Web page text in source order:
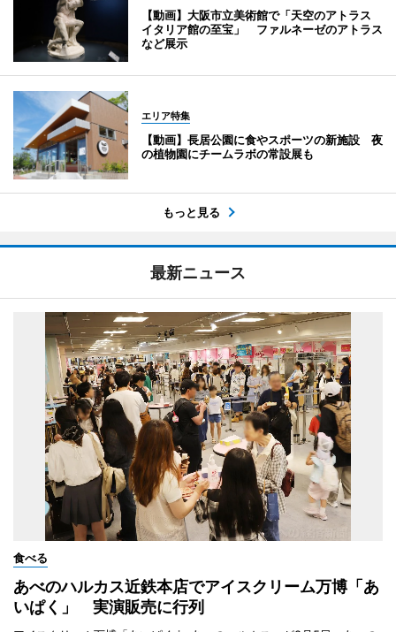
【動画】大阪市立美術館で「天空のアトラス
イタリア館の至宝」 ファルネーゼのアトラス
など展示
エリア特集
【動画】長居公園に食やスポーツの新施設 夜
の植物園にチームラボの常設展も
もっと見る
最新ニュース
食べる
あべのハルカス近鉄本店でアイスクリーム万博「あ
いぱく」 実演販売に行列